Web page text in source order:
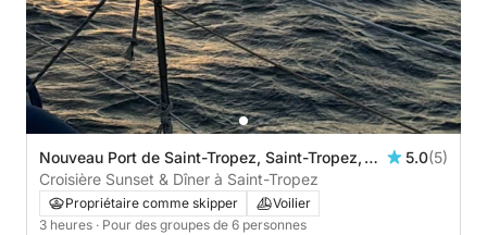
Nouveau Port de Saint-Tropez, Saint-Tropez,
France
5.0(5)
Croisière Sunset & Dîner à Saint-Tropez
Propriétaire comme skipper
Voilier
3 heures · Pour des groupes de 6 personnes